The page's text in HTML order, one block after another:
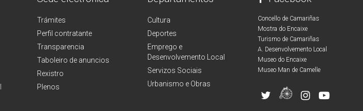
Trámites
Perfil contratante
Transparencia
Taboleiro de anuncios
Rexistro
Plenos
Cultura
Deportes
Emprego e
Desenvolvemento Local
Servizos Sociais
Urbanismo e Obras
Concello de Camariñas
Mostra do Encaixe
Turismo de Camariñas
A. Desenvolvemento Local
Museo do Encaixe
Museo Man de Camelle